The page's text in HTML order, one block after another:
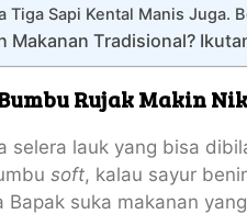
Tiga Sapi Kental Manis Juga.
Makanan Tradisional?
Rujak Makin
selera lauk yang bisa
soft, kalau sayur
Bapak suka makanan